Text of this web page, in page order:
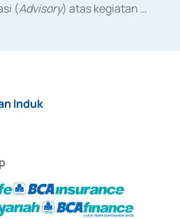
(Advisory) atas kegiatan
Induk